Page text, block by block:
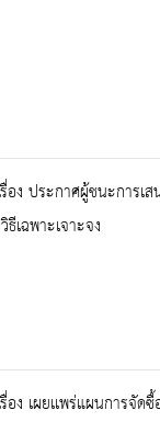
ง ประกาศผู้ชนะการเ
เฉพาะเจาะจง
ง เผยเเพร่แผนการจัด